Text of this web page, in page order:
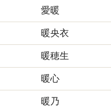
愛暖
暖央衣
暖穂生
暖心
暖乃